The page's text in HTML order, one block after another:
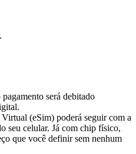
será debitado
(eSim) poderá seguir com a
seu celular. Já com chip físico,
que você definir sem nenhum